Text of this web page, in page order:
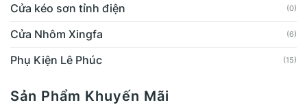
Cửa kéo sơn tỉnh điện (0)
Cửa Nhôm Xingfa (6)
Phụ Kiện Lê Phúc (15)
Sản Phẩm Khuyến Mãi